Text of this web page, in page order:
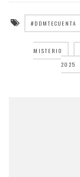
#DDMTECUENTA
MISTERIO
2025